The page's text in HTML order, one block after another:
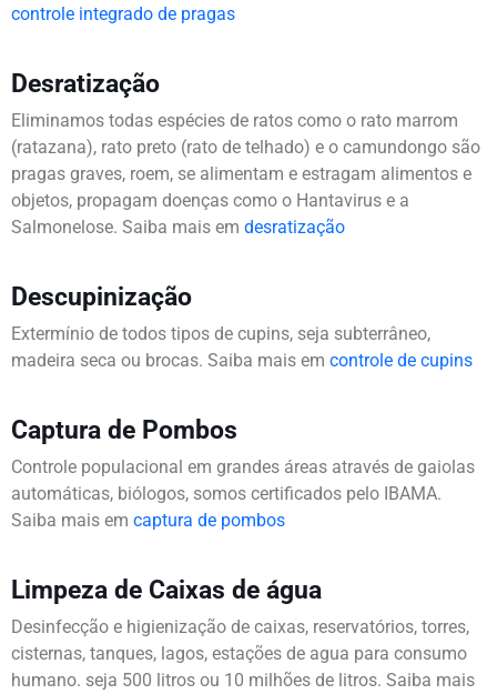
controle integrado de pragas
Desratização
Eliminamos todas espécies de ratos como o rato marrom
(ratazana), rato preto (rato de telhado) e o camundongo são
pragas graves, roem, se alimentam e estragam alimentos e
objetos, propagam doenças como o Hantavirus e a
Salmonelose. Saiba mais em desratização
Descupinização
Extermínio de todos tipos de cupins, seja subterrâneo,
madeira seca ou brocas. Saiba mais em controle de cupins
Captura de Pombos
Controle populacional em grandes áreas através de gaiolas
automáticas, biólogos, somos certificados pelo IBAMA.
Saiba mais em captura de pombos
Limpeza de Caixas de água
Desinfecção e higienização de caixas, reservatórios, torres,
cisternas, tanques, lagos, estações de agua para consumo
humano. seja 500 litros ou 10 milhões de litros. Saiba mais